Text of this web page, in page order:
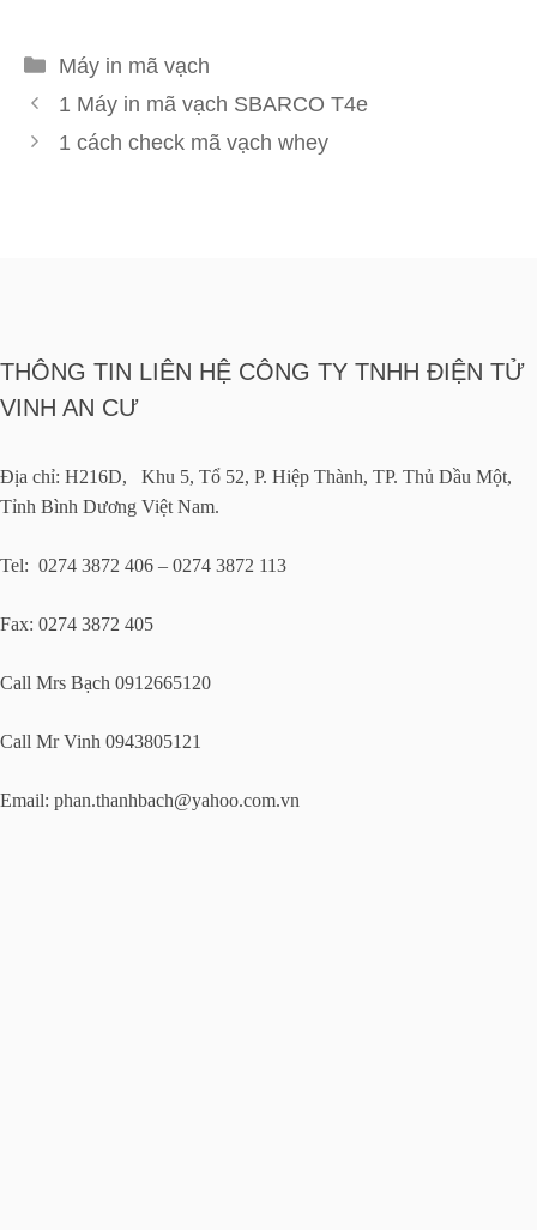
Danh
mục
Máy in mã vạch
1 Máy in mã vạch SBARCO T4e
1 cách check mã vạch whey
THÔNG TIN LIÊN HỆ CÔNG TY TNHH ĐIỆN TỬ
VINH AN CƯ
Địa chỉ: H216D, Khu 5, Tổ 52, P. Hiệp Thành, TP. Thủ Dầu Một,
Tỉnh Bình Dương Việt Nam.
Tel: 0274 3872 406 – 0274 3872 113
Fax: 0274 3872 405
Call Mrs Bạch 0912665120
Call Mr Vinh 0943805121
Email: phan.thanhbach@yahoo.com.vn